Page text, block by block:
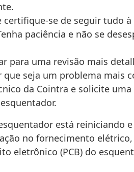
certifique-se de seguir tudo
paciência e não se
para uma revisão mais
seja um problema mais
da Cointra e solicite
está reiniciando
no fornecimento
eletrônico (PCB) do